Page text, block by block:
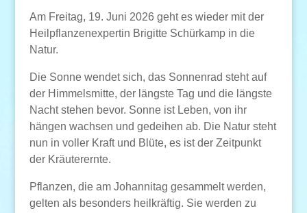
Am Freitag, 19. Juni 2026 geht es wieder mit der
Heilpflanzenexpertin Brigitte Schürkamp in die
Natur.
Die Sonne wendet sich, das Sonnenrad steht auf
der Himmelsmitte, der längste Tag und die längste
Nacht stehen bevor. Sonne ist Leben, von ihr
hängen wachsen und gedeihen ab. Die Natur steht
nun in voller Kraft und Blüte, es ist der Zeitpunkt
der Kräuterernte.
Pflanzen, die am Johannitag gesammelt werden,
gelten als besonders heilkräftig. Sie werden zu